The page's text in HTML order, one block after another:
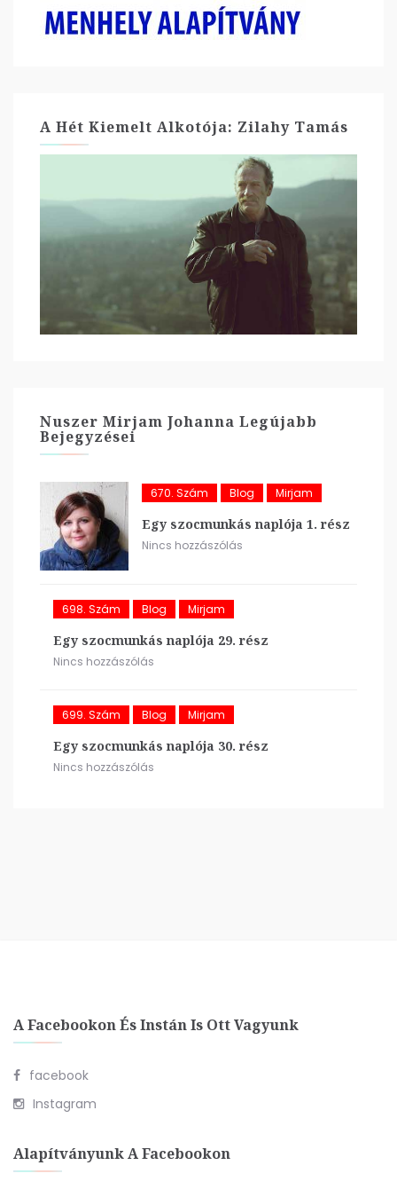
A Hét Kiemelt Alkotója: Zilahy Tamás
Nuszer Mirjam Johanna Legújabb
Bejegyzései
670. Szám Blog Mirjam
Egy szocmunkás naplója 1. rész
Nincs hozzászólás
698. Szám Blog Mirjam
Egy szocmunkás naplója 29. rész
Nincs hozzászólás
699. Szám Blog Mirjam
Egy szocmunkás naplója 30. rész
Nincs hozzászólás
A Facebookon És Instán Is Ott Vagyunk
facebook
Instagram
Alapítványunk A Facebookon